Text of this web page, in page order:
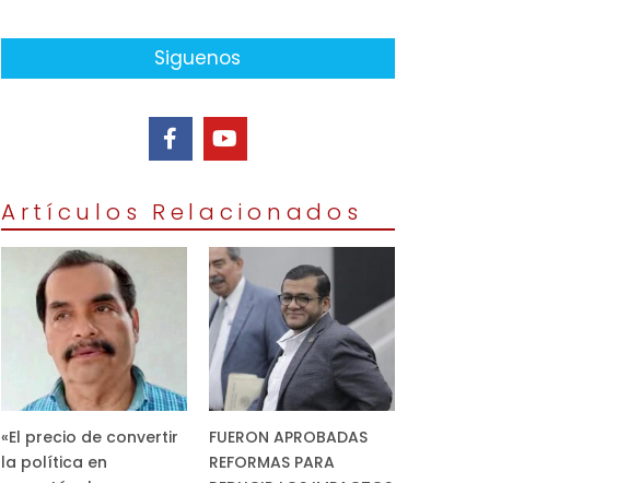
Siguenos
Artículos Relacionados
«El precio de convertir
la política en
FUERON APROBADAS
REFORMAS PARA